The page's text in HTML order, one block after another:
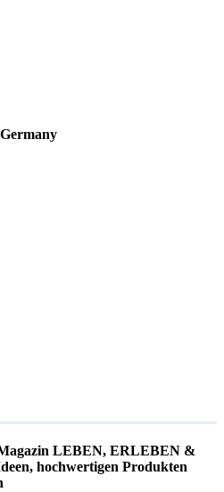
LEBEN, ERLEBEN &
hochwertigen Produkten